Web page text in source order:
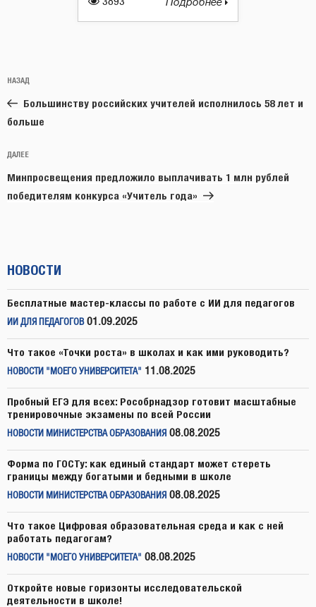
по
записям
Предыдущая
запись:
НАЗАД
Большинству российских учителей исполнилось 58 лет и
больше
Следующая
запись
ДАЛЕЕ
Минпросвещения предложило выплачивать 1 млн рублей
победителям конкурса «Учитель года»
НОВОСТИ
Бесплатные мастер-классы по работе с ИИ для педагогов
ИИ ДЛЯ ПЕДАГОГОВ 01.09.2025
Что такое «Точки роста» в школах и как ими руководить?
НОВОСТИ "МОЕГО УНИВЕРСИТЕТА" 11.08.2025
Пробный ЕГЭ для всех: Рособрнадзор готовит масштабные
тренировочные экзамены по всей России
НОВОСТИ МИНИСТЕРСТВА ОБРАЗОВАНИЯ 08.08.2025
Форма по ГОСТу: как единый стандарт может стереть
границы между богатыми и бедными в школе
НОВОСТИ МИНИСТЕРСТВА ОБРАЗОВАНИЯ 08.08.2025
Что такое Цифровая образовательная среда и как с ней
работать педагогам?
НОВОСТИ "МОЕГО УНИВЕРСИТЕТА" 08.08.2025
Откройте новые горизонты исследовательской
деятельности в школе!